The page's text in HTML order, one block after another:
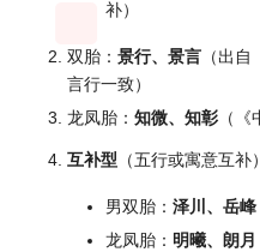
补）
双胎： 景行、景言 （出
言行一致）
龙凤胎： 知微、知彰 （
互补型 （五行或寓意互补
男双胎： 泽川、岳峰
龙凤胎： 明曦、朗月